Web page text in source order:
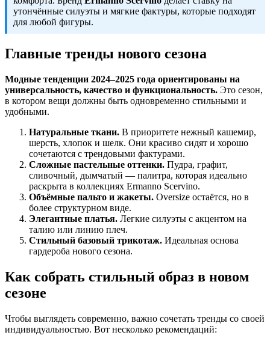
утончённые силуэты и мягкие фактуры, которые подходят
для любой фигуры.
Главные тренды нового сезона
Модные тенденции 2024–2025 года ориентированы на
универсальность, качество и функциональность. Это сезон,
в котором вещи должны быть одновременно стильными и
удобными.
Натуральные ткани. В приоритете нежный кашемир,
шерсть, хлопок и шелк. Они красиво сидят и хорошо
сочетаются с трендовыми фактурами.
Сложные пастельные оттенки. Пудра, графит,
сливочный, дымчатый — палитра, которая идеально
раскрыта в коллекциях Ermanno Scervino.
Объёмные пальто и жакеты. Oversize остаётся, но в
более структурном виде.
Элегантные платья. Легкие силуэты с акцентом на
талию или линию плеч.
Стильный базовый трикотаж. Идеальная основа
гардероба нового сезона.
Как собрать стильный образ в новом
сезоне
Чтобы выглядеть современно, важно сочетать тренды со своей
индивидуальностью. Вот несколько рекомендаций: